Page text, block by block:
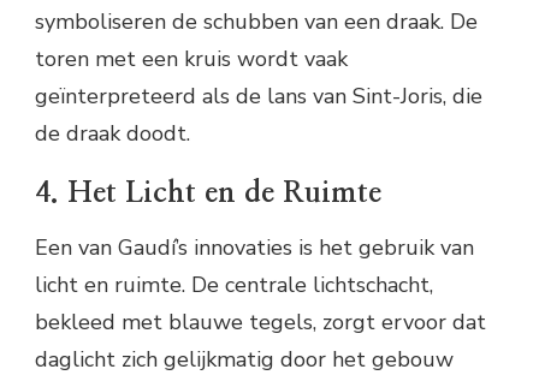
symboliseren de schubben van een draak. De
toren met een kruis wordt vaak
geïnterpreteerd als de lans van Sint-Joris, die
de draak doodt.
4. Het Licht en de Ruimte
Een van Gaudí’s innovaties is het gebruik van
licht en ruimte. De centrale lichtschacht,
bekleed met blauwe tegels, zorgt ervoor dat
daglicht zich gelijkmatig door het gebouw